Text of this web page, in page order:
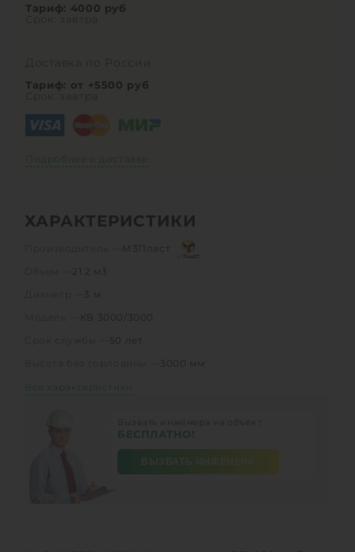
Тариф: 4000 руб
Срок: завтра
Доставка по России:
Тариф: от +5500 руб
Срок: завтра
Подробнее о доставке
ХАРАКТЕРИСТИКИ
М3Пласт
21.2 м3
3 м
КВ 3000/3000
50 лет
3000 мм
Все характеристики
БЕСПЛАТНО!